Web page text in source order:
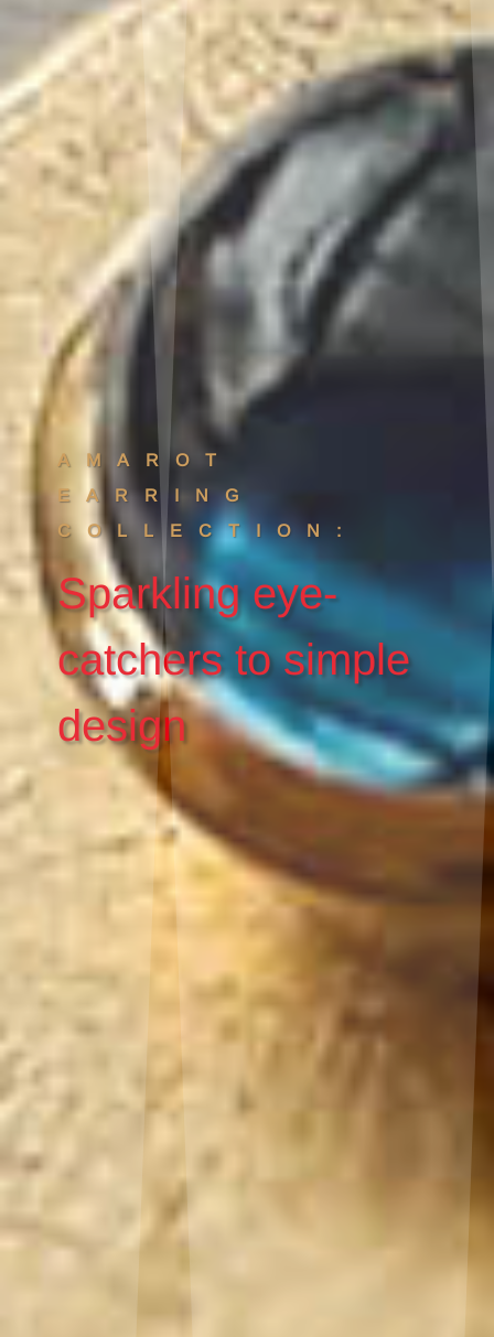
AMAROT
EARRING
COLLECTION:
Sparkling eye-
catchers to simple
design